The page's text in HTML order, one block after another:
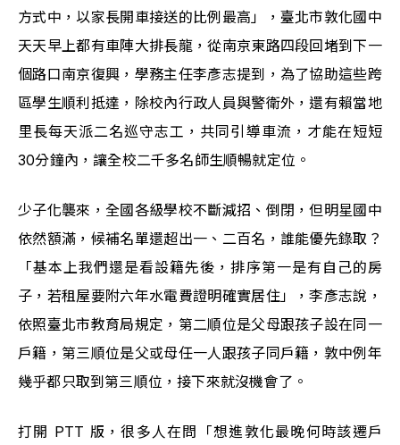
方式中，以家長開車接送的比例最高」，臺北市敦化國中
天天早上都有車陣大排長龍，從南京東路四段回堵到下一
個路口南京復興，學務主任李彥志提到，為了協助這些跨
區學生順利抵達，除校內行政人員與警衛外，還有賴當地
里長每天派二名巡守志工，共同引導車流，才能在短短
30分鐘內，讓全校二千多名師生順暢就定位。
少子化襲來，全國各級學校不斷減招、倒閉，但明星國中
依然額滿，候補名單還超出一、二百名，誰能優先錄取？
「基本上我們還是看設籍先後，排序第一是有自己的房
子，若租屋要附六年水電費證明確實居住」，李彥志說，
依照臺北市教育局規定，第二順位是父母跟孩子設在同一
戶籍，第三順位是父或母任一人跟孩子同戶籍，敦中例年
幾乎都只取到第三順位，接下來就沒機會了。
打開 PTT 版，很多人在問「想進敦化最晚何時該遷戶